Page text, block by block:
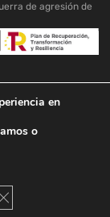
de agresión de
en
o
el banner de